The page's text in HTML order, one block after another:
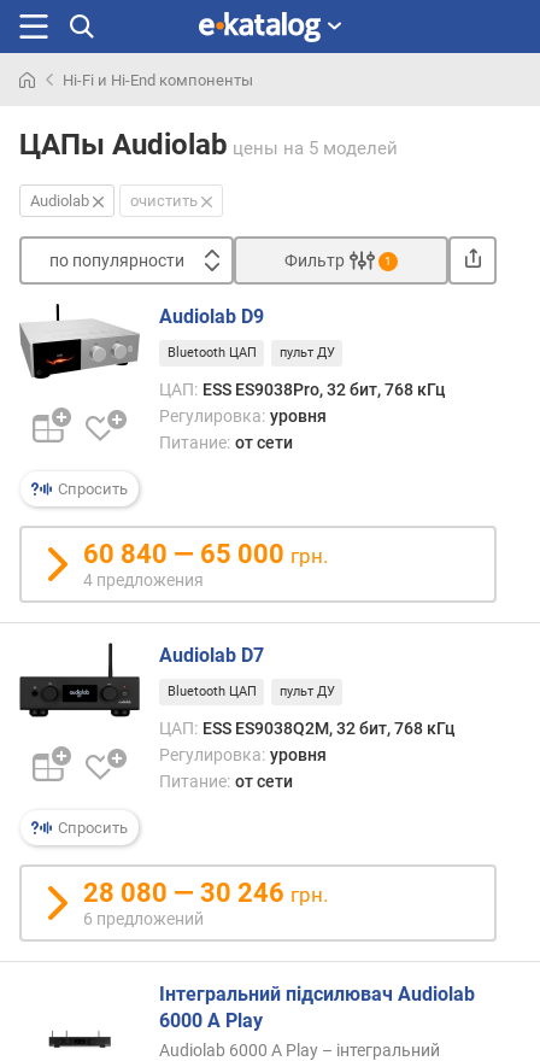
раньше
Hi-Fi и Hi-End компоненты
ЦАПы Audiolab цены на 5 моделей
Audiolab очистить
по популярности
о
о
п
л
я
р
н
о
д
е
е
в
ы
х
к
д
о
Фильтр 1
Спросить
Audiolab D9
Bluetooth ЦАП пульт ДУ
ЦАП: ESS ES9038Pro, 32 бит, 768 кГц
Регулировка: уровня
Питание: от сети
60 840 — 65 000 грн.
4 предложения
Спросить
Audiolab D7
Bluetooth ЦАП пульт ДУ
ЦАП: ESS ES9038Q2M, 32 бит, 768 кГц
Регулировка: уровня
Питание: от сети
28 080 — 30 246 грн.
6 предложений
Інтегральний підсилювач Audiolab
6000 A Play
Audiolab 6000 A Play – інтегральний